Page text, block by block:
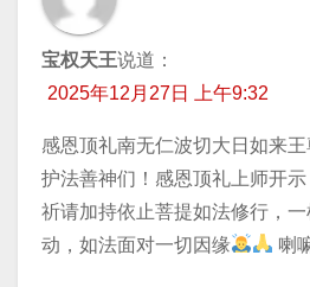
宝权天王说道：
2025年12月27日 上午9:32
感恩顶礼南无仁波切大日如来
护法善神们！感恩顶礼上师开示
祈请加持​依止菩提如法修行，
动，如法面对一切因缘
喇